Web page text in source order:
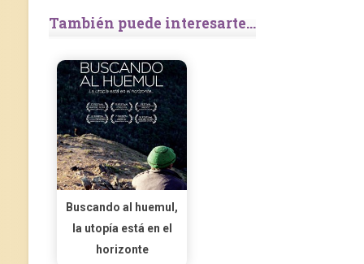
También puede interesarte...
Buscando al huemul,
la utopía está en el
horizonte